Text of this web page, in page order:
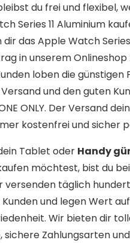
du frei und flexibel,
Series 11 Aluminium
das Apple Watch Series
in unserem Onlineshop
loben die günstigen
und den guten
ONLY. Der Versand
kostenfrei und sicher
Tablet oder Handy
möchtest, bist du
versenden täglich
und legen Wert
Wir bieten dir
sichere Zahlungsarten